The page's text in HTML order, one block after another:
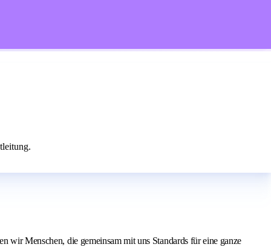
wir Menschen, die gemeinsam mit uns Standards für eine ganze